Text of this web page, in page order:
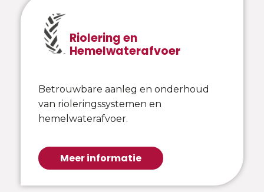
Riolering en
Hemelwaterafvoer
Betrouwbare aanleg en onderhoud
van rioleringssystemen en
hemelwaterafvoer.
Meer informatie